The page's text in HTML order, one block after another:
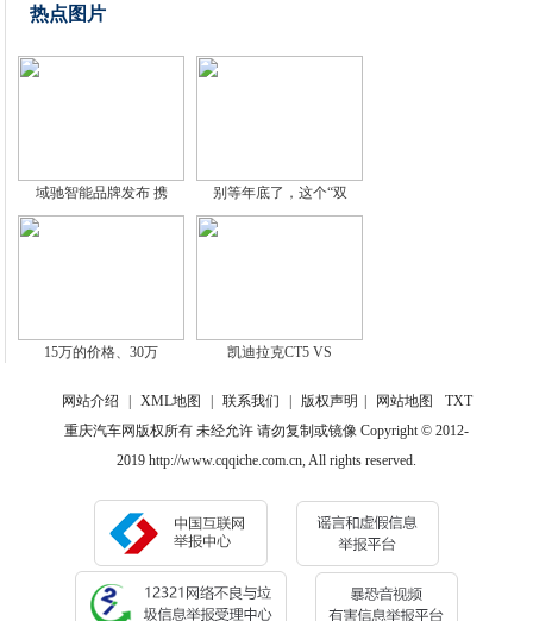
热点图片
域驰智能品牌发布 携 别等年底了，这个“双
15万的价格、30万 凯迪拉克CT5 VS
网站介绍 | XML地图 | 联系我们 | 版权声明 | 网站地图
TXT
重庆汽车网版权所有 未经允许 请勿复制或镜像 Copyright © 2012-
2019 http://www.cqqiche.com.cn, All rights reserved.